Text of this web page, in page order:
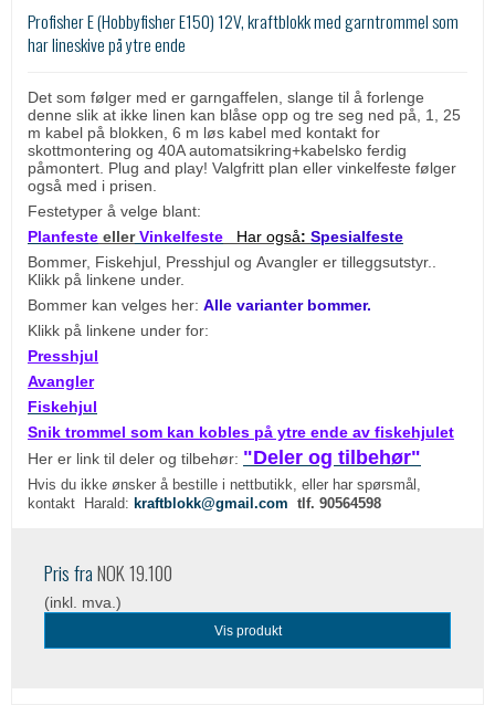
Profisher E (Hobbyfisher E150) 12V, kraftblokk med garntrommel som
har lineskive på ytre ende
Det som følger med er garngaffelen, slange til å forlenge
denne slik at ikke linen kan blåse opp og tre seg ned på, 1, 25
m kabel på blokken, 6 m løs kabel med kontakt for
skottmontering og 40A automatsikring+kabelsko ferdig
påmontert. Plug and play! Valgfritt plan eller vinkelfeste følger
også med i prisen.
Festetyper å velge blant:
Planfeste eller Vinkelfeste Har også: Spesialfeste
Bommer, Fiskehjul, Presshjul og Avangler er tilleggsutstyr..
Klikk på linkene under.
Bommer kan velges her: Alle varianter bommer.
Klikk på linkene under for:
Presshjul
Avangler
Fiskehjul
Snik trommel som kan kobles på ytre ende av fiskehjulet
Her er link til deler og tilbehør: "Deler og tilbehør"
Hvis du ikke ønsker å bestille i nettbutikk, eller har spørsmål,
kontakt Harald: kraftblokk@gmail.com tlf. 90564598
Pris fraNOK 19.100
(inkl. mva.)
Vis produkt